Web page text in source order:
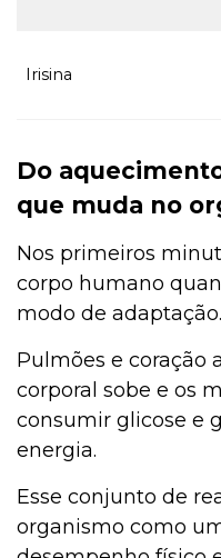
Irisina
Do
que muda no
Nos primeiros
corpo humano
modo de adaptação.
Pulmões e coração
corporal sobe e os
consumir glicose e
energia.
Esse conjunto de
organismo como